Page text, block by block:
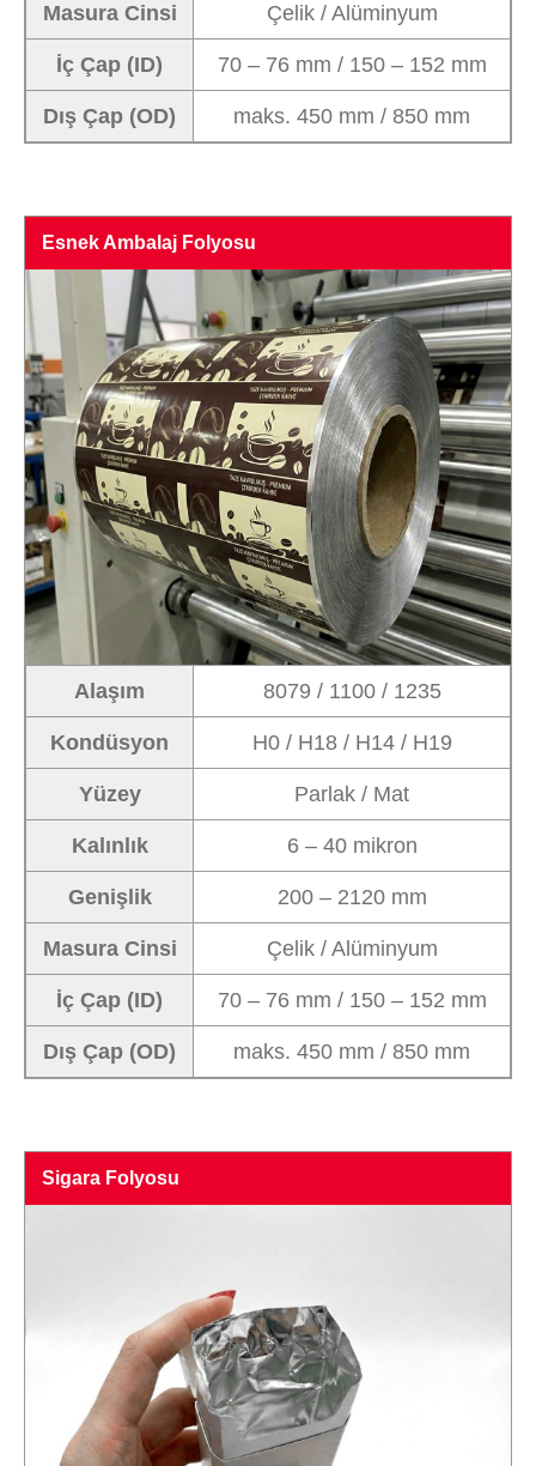
Masura Cinsi Çelik / Alüminyum
İç Çap (ID) 70 – 76 mm / 150 – 152 mm
Dış Çap (OD) maks. 450 mm / 850 mm
Esnek Ambalaj Folyosu
Alaşım 8079 / 1100 / 1235
Kondüsyon H0 / H18 / H14 / H19
Yüzey Parlak / Mat
Kalınlık 6 – 40 mikron
Genişlik 200 – 2120 mm
Masura Cinsi Çelik / Alüminyum
İç Çap (ID) 70 – 76 mm / 150 – 152 mm
Dış Çap (OD) maks. 450 mm / 850 mm
Sigara Folyosu